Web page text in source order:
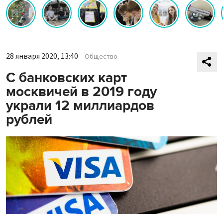
28 января 2020, 13:40 Общество
С банковских карт
москвичей в 2019 году
украли 12 миллиардов
рублей